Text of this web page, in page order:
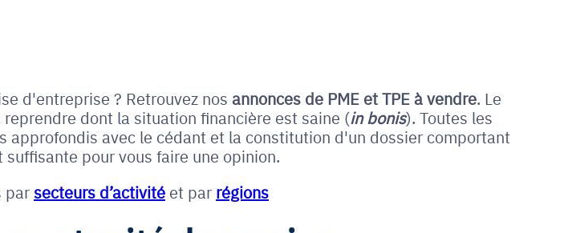
d'entreprise ? Retrouvez nos annonces de PME etTPE à vendre. Le
dont la situation financière est saine (in bonis). Toutes les
approfondis avec le cédant et la constitution d'un dossier comportant
pour vous faire une opinion.
parsecteurs d’activité et par régions